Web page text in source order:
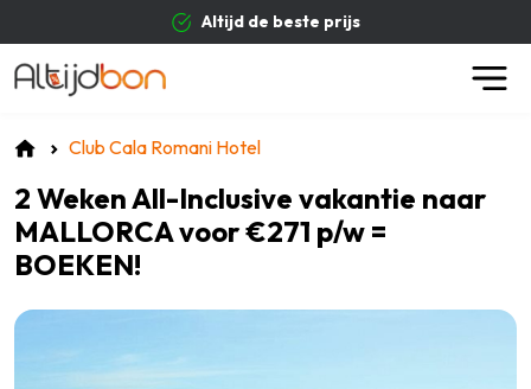
Altijd de beste prijs
Club Cala Romani Hotel
2 Weken All-Inclusive vakantie naar
MALLORCA voor €271 p/w =
BOEKEN!